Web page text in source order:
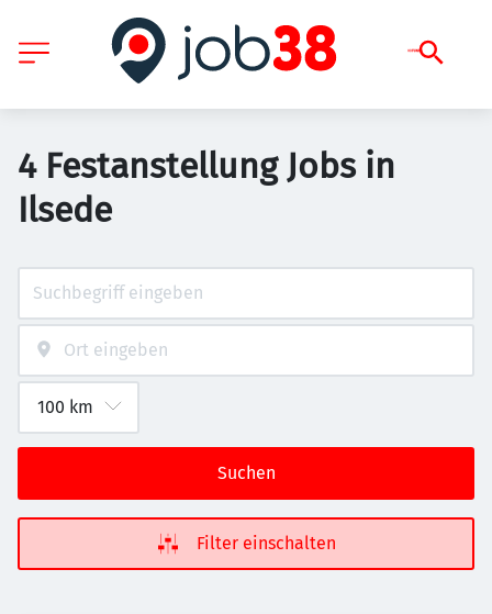
4 Festanstellung Jobs in
Ilsede
Suchen
Filter einschalten